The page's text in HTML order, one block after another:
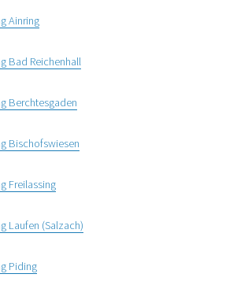
Ainring
Bad Reichenhall
Berchtesgaden
Bischofswiesen
Freilassing
Laufen (Salzach)
Piding